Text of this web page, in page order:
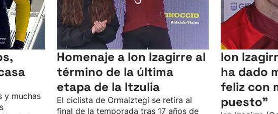
y muchas
Homenaje a Ion Izagirre al
término de la última
etapa de la Itzulia
El ciclista de Ormaiztegi se retira al
final de la temporada tras 17 años de
Ion
ha dado
feliz con
puesto"